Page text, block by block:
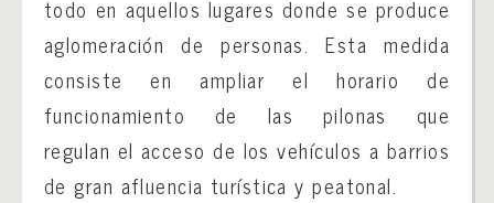
todo en aquellos lugares donde se produce
aglomeración de personas. Esta medida
consiste en ampliar el horario de
funcionamiento de las pilonas que
regulan el acceso de los vehículos a barrios
de gran afluencia turística y peatonal.